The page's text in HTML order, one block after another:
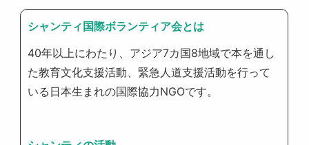
シャンティ国際ボランティア会とは
40年以上にわたり、アジア7カ国8地域で本を通し
た教育文化支援活動、緊急人道支援活動を行って
いる日本生まれの国際協力NGOです。